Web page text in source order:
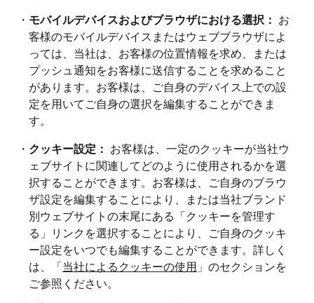
・ モバイルデバイスおよびブラウザにおける選択： お
客様のモバイルデバイスまたはウェブブラウザによ
っては、当社は、お客様の位置情報を求め、または
プッシュ通知をお客様に送信することを求めること
があります。お客様は、ご自身のデバイス上での設
定を用いてご自身の選択を編集することができま
す。
・ クッキー設定： お客様は、一定のクッキーが当社ウ
ェブサイトに関連してどのように使用されるかを選
択することができます。お客様は、ご自身のブラウ
ザ設定を編集することにより、または当社ブランド
別ウェブサイトの末尾にある「クッキーを管理す
る」リンクを選択することにより、ご自身のクッキ
ー設定をいつでも編集することができます。詳しく
は、「当社によるクッキーの使用 」のセクションを
ご参照ください。